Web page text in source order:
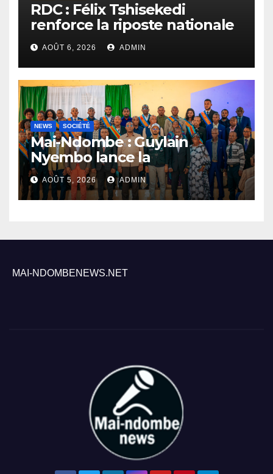
RDC : Félix Tshisekedi
renforce la riposte nationale
contre l’épidémie d’Ebola
AOÛT 6, 2026 ADMIN
NEWS SOCIÉTÉ
Mai-Ndombe : Guylain
Nyembo lance la
sensibilisation au deuxième
recensement général à
Inongo
AOÛT 5, 2026 ADMIN
MAI-NDOMBENEWS.NET